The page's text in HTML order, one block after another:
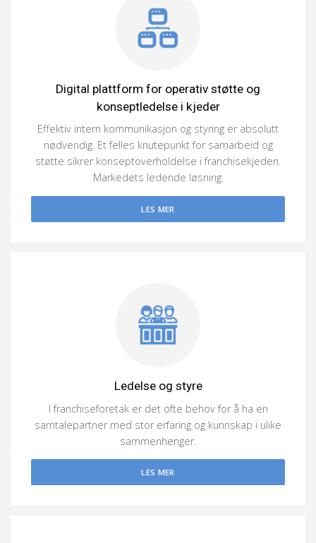
Digital plattform for operativ støtte og
konseptledelse i kjeder
Effektiv intern kommunikasjon og styring er absolutt
nødvendig. Et felles knutepunkt for samarbeid og
støtte sikrer konseptoverholdelse i franchisekjeden.
Markedets ledende løsning.
LES MER
Ledelse og styre
I franchiseforetak er det ofte behov for å ha en
samtalepartner med stor erfaring og kunnskap i ulike
sammenhenger.
LES MER